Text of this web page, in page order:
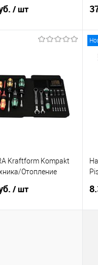
/ шт
клик
Сравнение
Под заказ
Kraftform Kompakt
Отопление
/ шт